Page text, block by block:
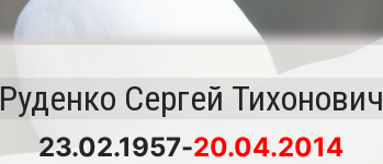
Руденко Сергей Тихонович
23.02.1957-20.04.2014